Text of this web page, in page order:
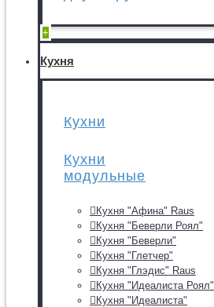
+
Кухня
Кухни
Кухни
модульные
Кухня "Афина" Raus
Кухня "Беверли Роял"
Кухня "Беверли"
Кухня "Глетчер"
Кухня "Глэдис" Raus
Кухня "Идеалиста Роял"
Кухня "Идеалиста"